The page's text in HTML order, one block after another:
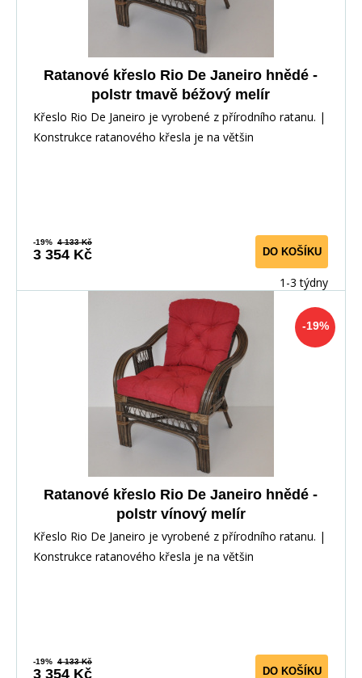
Ratanové křeslo Rio De Janeiro hnědé -
polstr tmavě béžový melír
Křeslo Rio De Janeiro je vyrobené z přírodního ratanu. |
Konstrukce ratanového křesla je na většin
-19% 4 133 Kč
3 354 Kč DO KOŠÍKU
1-3 týdny
-19%
Ratanové křeslo Rio De Janeiro hnědé -
polstr vínový melír
Křeslo Rio De Janeiro je vyrobené z přírodního ratanu. |
Konstrukce ratanového křesla je na většin
-19% 4 133 Kč
3 354 Kč DO KOŠÍKU